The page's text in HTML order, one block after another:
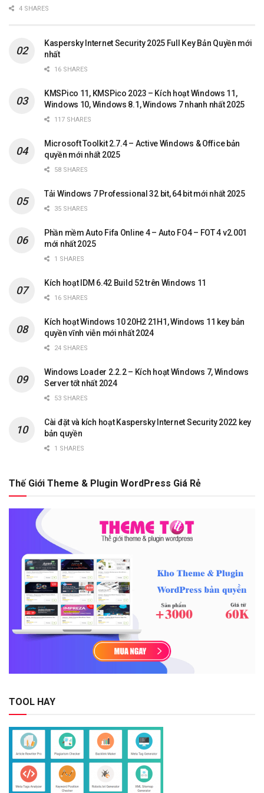
4 SHARES
Kaspersky Internet Security 2025 Full Key Bản Quyền mới
nhất
16 SHARES
KMSPico 11, KMSPico 2023 – Kích hoạt Windows 11,
Windows 10, Windows 8.1, Windows 7 nhanh nhất 2025
117 SHARES
Microsoft Toolkit 2.7.4 – Active Windows & Office bản
quyền mới nhất 2025
58 SHARES
Tải Windows 7 Professional 32 bit, 64 bit mới nhất 2025
35 SHARES
Phần mềm Auto Fifa Online 4 – Auto FO4 – FOT 4 v2.001
mới nhất 2025
1 SHARES
Kích hoạt IDM 6.42 Build 52 trên Windows 11
16 SHARES
Kích hoạt Windows 10 20H2 21H1, Windows 11 key bản
quyền vĩnh viễn mới nhất 2024
24 SHARES
Windows Loader 2.2.2 – Kích hoạt Windows 7, Windows
Server tốt nhất 2024
53 SHARES
Cài đặt và kích hoạt Kaspersky Internet Security 2022 key
bản quyền
1 SHARES
Thế Giới Theme & Plugin WordPress Giá Rẻ
TOOL HAY